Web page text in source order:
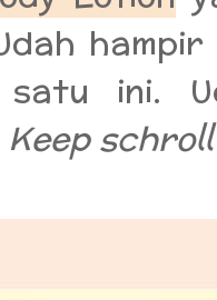
satu ini.
Keep